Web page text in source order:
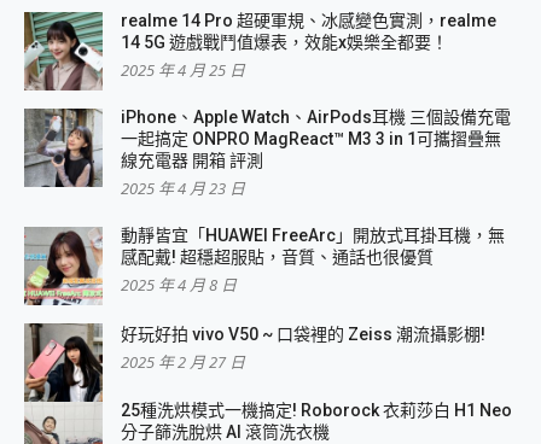
realme 14 Pro 超硬軍規、冰感變色實測，realme
14 5G 遊戲戰鬥值爆表，效能x娛樂全都要！
2025 年 4 月 25 日
iPhone、Apple Watch、AirPods耳機 三個設備充電
一起搞定 ONPRO MagReact™ M3 3 in 1可攜摺疊無
線充電器 開箱 評測
2025 年 4 月 23 日
動靜皆宜「HUAWEI FreeArc」開放式耳掛耳機，無
感配戴! 超穩超服貼，音質、通話也很優質
2025 年 4 月 8 日
好玩好拍 vivo V50 ~ 口袋裡的 Zeiss 潮流攝影棚!
2025 年 2 月 27 日
25種洗烘模式一機搞定! Roborock 衣莉莎白 H1 Neo
分子篩洗脫烘 AI 滾筒洗衣機